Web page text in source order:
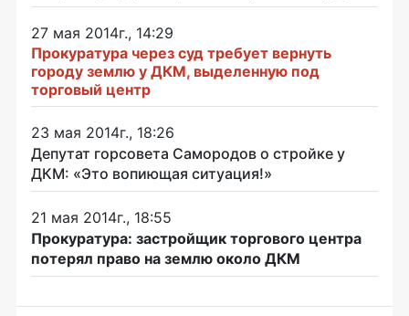
27 мая 2014г., 14:29
Прокуратура через суд требует вернуть
городу землю у ДКМ, выделенную под
торговый центр
23 мая 2014г., 18:26
Депутат горсовета Самородов о стройке у
ДКМ: «Это вопиющая ситуация!»
21 мая 2014г., 18:55
Прокуратура: застройщик торгового центра
потерял право на землю около ДКМ